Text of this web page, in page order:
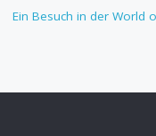
Ein Besuch in der World